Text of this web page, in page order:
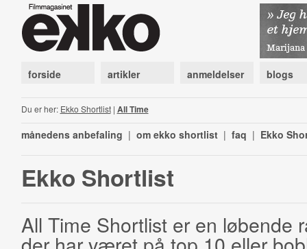
forside artikler anmeldelser blogs
Du er her: Ekko Shortlist| All Time
månedens anbefaling | om ekko shortlist | faq | Ekko
Ekko Shortlist
All Time Shortlist er en løbende